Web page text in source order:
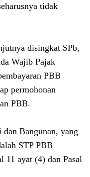
tidak
disingkat SPb,
Wajib Pajak
PBB
permohonan
PBB.
Bangunan, yang
STP PBB
11 ayat (4) dan Pasal